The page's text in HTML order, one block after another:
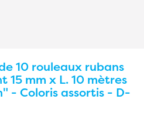
10 rouleaux rubans
15 mm x L. 10 mètres
- Coloris assortis - D-